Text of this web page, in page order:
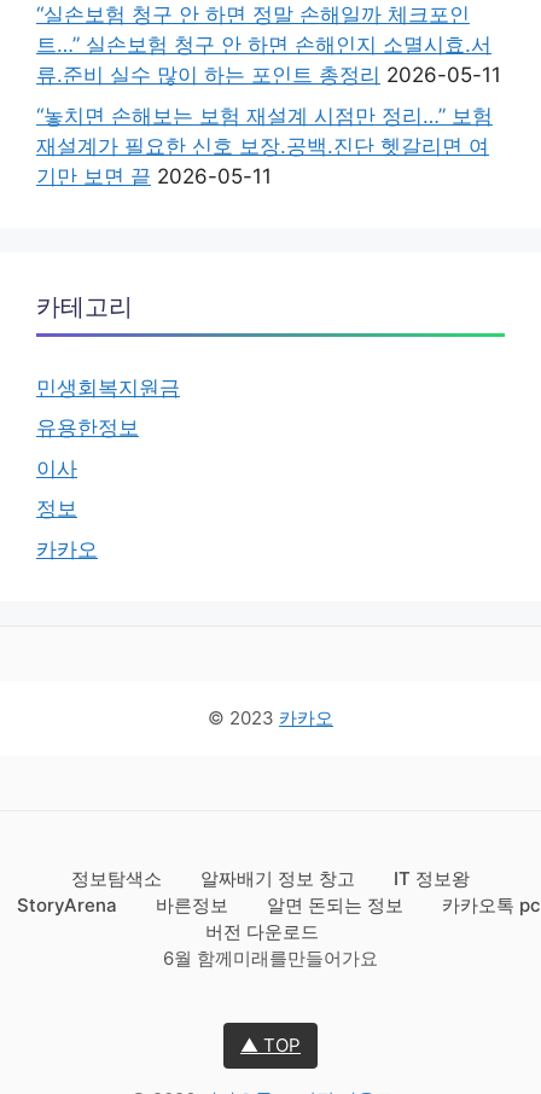
“실손보험 청구 안 하면 정말 손해일까 체크포인
트…” 실손보험 청구 안 하면 손해인지 소멸시효.서
류.준비 실수 많이 하는 포인트 총정리 2026-05-11
“놓치면 손해보는 보험 재설계 시점만 정리…” 보험
재설계가 필요한 신호 보장.공백.진단 헷갈리면 여
기만 보면 끝 2026-05-11
카테고리
민생회복지원금
유용한정보
이사
정보
카카오
© 2023 카카오
정보탐색소 알짜배기 정보 창고
IT 정보왕
StoryArena
바른정보 알면 돈되는 정보
카카오톡 pc
버전 다운로드
6월 함께미래를만들어가요
▲ TOP